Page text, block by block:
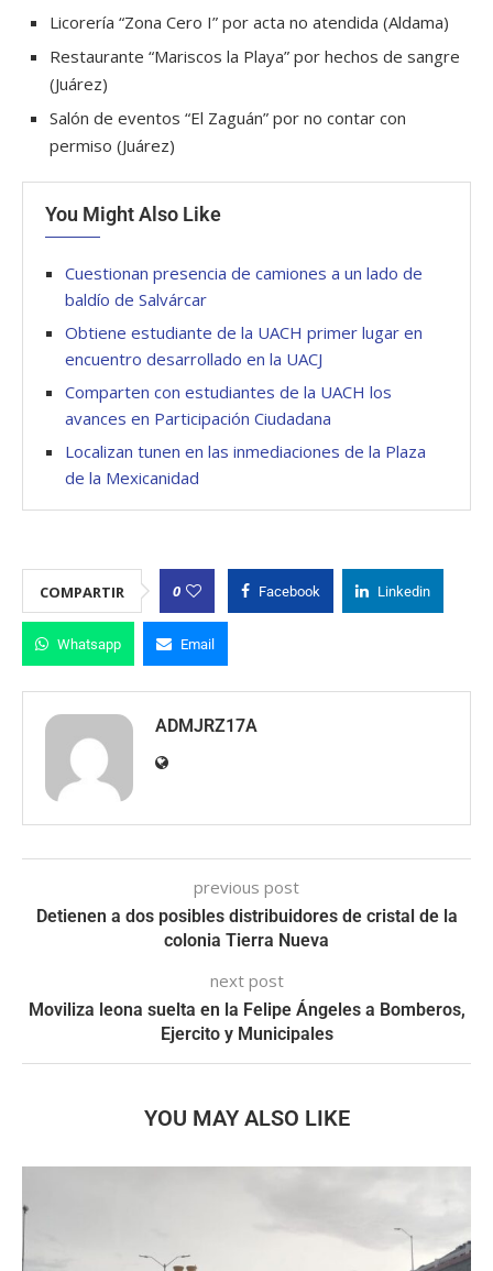
Licorería “Zona Cero I” por acta no atendida (Aldama)
Restaurante “Mariscos la Playa” por hechos de sangre
(Juárez)
Salón de eventos “El Zaguán” por no contar con
permiso (Juárez)
You Might Also Like
Cuestionan presencia de camiones a un lado de
baldío de Salvárcar
Obtiene estudiante de la UACH primer lugar en
encuentro desarrollado en la UACJ
Comparten con estudiantes de la UACH los
avances en Participación Ciudadana
Localizan tunen en las inmediaciones de la Plaza
de la Mexicanidad
COMPARTIR 0 Facebook Linkedin
Whatsapp Email
ADMJRZ17A
previous post
Detienen a dos posibles distribuidores de cristal de la
colonia Tierra Nueva
next post
Moviliza leona suelta en la Felipe Ángeles a Bomberos,
Ejercito y Municipales
YOU MAY ALSO LIKE